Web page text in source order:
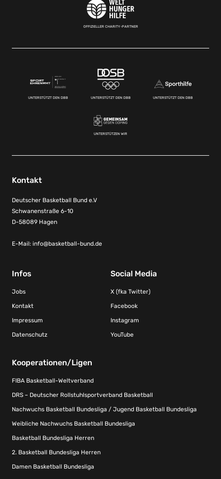
OFFIZIELLER CHARITY-PARTNER
UNTERSTÜTZT DEN DBB UNTERSTÜTZT DEN DBB UNTERSTÜTZT DEN DBB
UNTERSTÜTZEN WIR
Kontakt
Deutscher Basketball Bund e.V
Schwanenstraße 6-10
D-58089 Hagen
E-Mail: info@basketball-bund.de
Infos
Jobs
Kontakt
Impressum
Datenschutz
Social Media
X (fka Twitter)
Facebook
Instagram
YouTube
Kooperationen/Ligen
FIBA Basketball-Weltverband
DRS – Deutscher Rollstuhlsportverband Basketball
Nachwuchs Basketball Bundesliga / Jugend Basketball Bundesliga
Weibliche Nachwuchs Basketball Bundesliga
Basketball Bundesliga Herren
2. Basketball Bundesliga Herren
Damen Basketball Bundesliga